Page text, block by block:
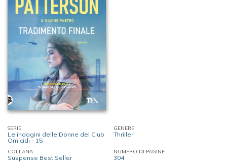
SERIE
Le indagini delle Donne del Club
Omicidi - 15
GENERE
Thriller
COLLANA
Suspense Best Seller
NUMERO DI PAGINE
304